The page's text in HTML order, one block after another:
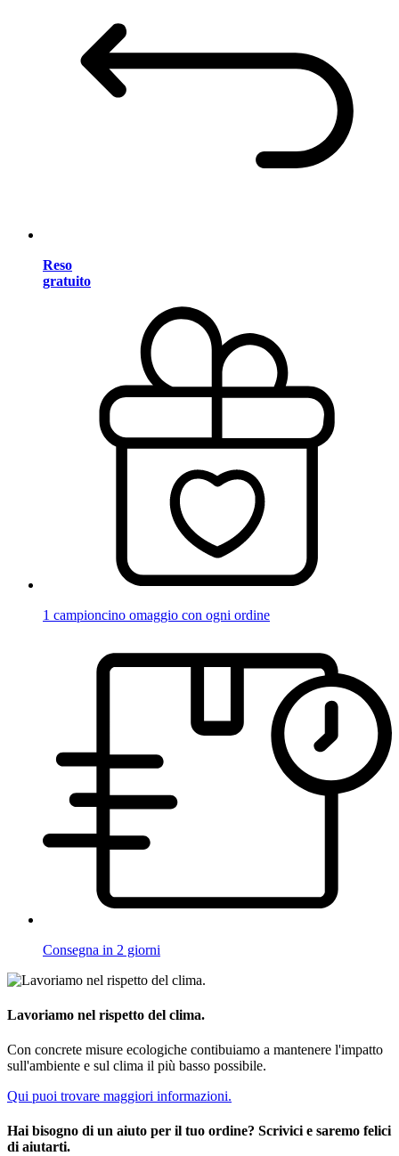
Reso
gratuito
1 campioncino omaggio con ogni ordine
Consegna in 2 giorni
Lavoriamo nel rispetto del clima.
Con concrete misure ecologiche contibuiamo a mantenere l'impatto
sull'ambiente e sul clima il più basso possibile.
Qui puoi trovare maggiori informazioni.
Hai bisogno di un aiuto per il tuo ordine? Scrivici e saremo felici
di aiutarti.